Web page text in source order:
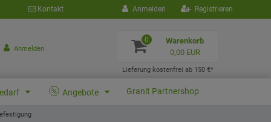
Kontakt Anmelden Registrieren
Anmelden
0
Warenkorb
0,00 EUR
Lieferung kostenfrei ab 150 €*
Angebote Granit Partnershop